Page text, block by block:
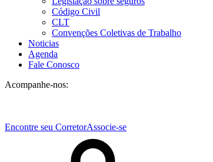
Código Civil
CLT
Convenções Coletivas de Trabalho
Noticias
Agenda
Fale Conosco
Acompanhe-nos:
Encontre seu CorretorAssocie-se